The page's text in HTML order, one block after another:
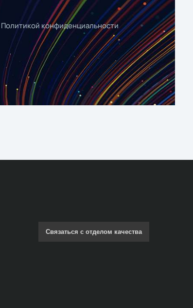
Политикой конфиденциальности
Связаться с отделом качества